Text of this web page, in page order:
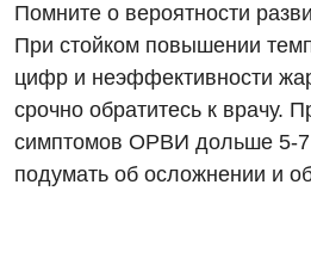
Помните о вероятности
При стойком повышении
цифр и неэффективности
срочно обратитесь к врачу.
симптомов ОРВИ дольше 5-7
подумать об осложнении и